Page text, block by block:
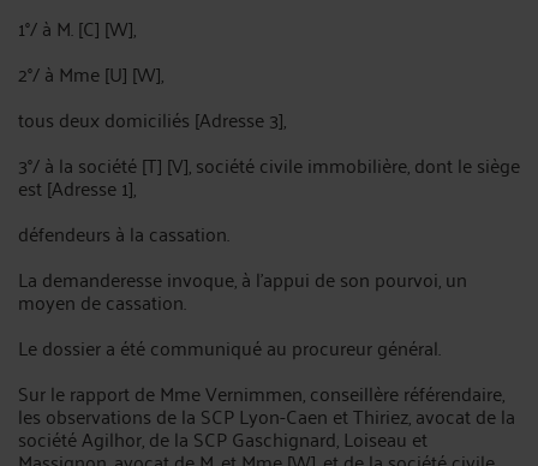
1°/ à M. [C] [W],
2°/ à Mme [U] [W],
tous deux domiciliés [Adresse 3],
3°/ à la société [T] [V], société civile immobilière, dont le siège
est [Adresse 1],
défendeurs à la cassation.
La demanderesse invoque, à l'appui de son pourvoi, un
moyen de cassation.
Le dossier a été communiqué au procureur général.
Sur le rapport de Mme Vernimmen, conseillère référendaire,
les observations de la SCP Lyon-Caen et Thiriez, avocat de la
société Agilhor, de la SCP Gaschignard, Loiseau et